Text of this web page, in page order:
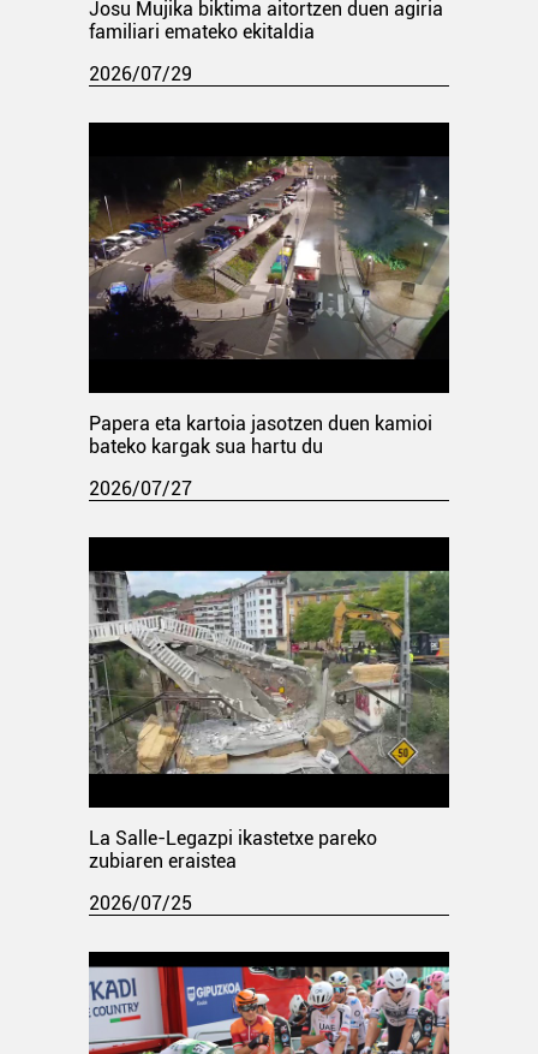
Josu Mujika biktima aitortzen duen agiria
familiari emateko ekitaldia
2026/07/29
Papera eta kartoia jasotzen duen kamioi
bateko kargak sua hartu du
2026/07/27
La Salle-Legazpi ikastetxe pareko
zubiaren eraistea
2026/07/25